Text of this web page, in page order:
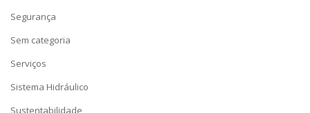
Segurança
Sem categoria
Serviços
Sistema Hidráulico
Sustentabilidade